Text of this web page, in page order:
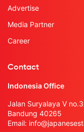
Advertise
Media Partner
Career
Contact
Indonesia Office
Jalan Suryalaya V
Bandung 40265
Email: